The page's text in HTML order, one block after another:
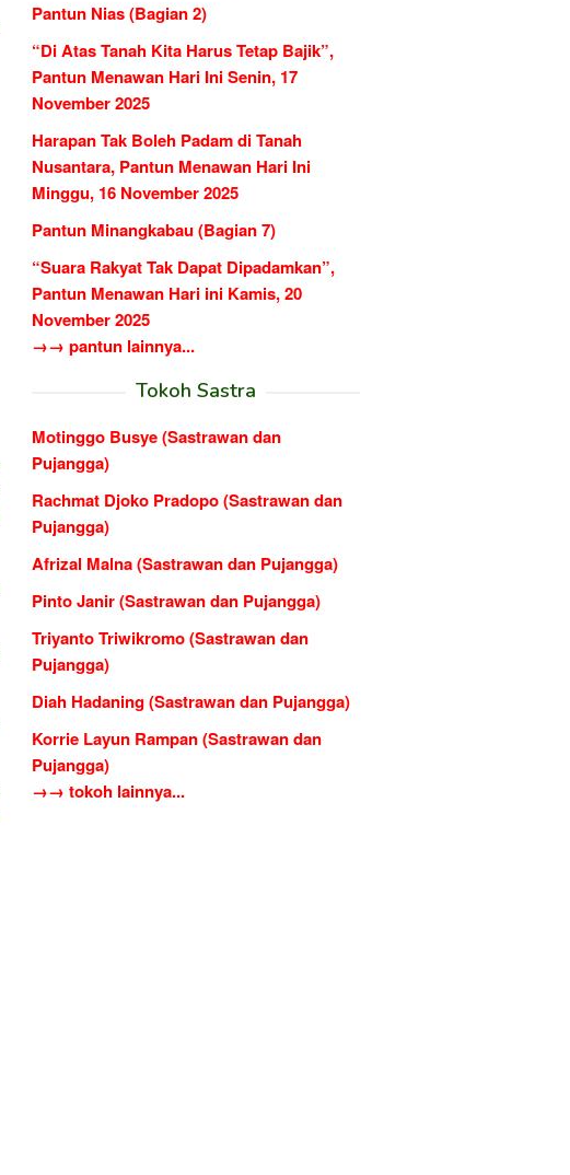
Pantun Nias (Bagian 2)
“Di Atas Tanah Kita Harus Tetap Bajik”,
Pantun Menawan Hari Ini Senin, 17
November 2025
Harapan Tak Boleh Padam di Tanah
Nusantara, Pantun Menawan Hari Ini
Minggu, 16 November 2025
Pantun Minangkabau (Bagian 7)
“Suara Rakyat Tak Dapat Dipadamkan”,
Pantun Menawan Hari ini Kamis, 20
November 2025
→→ pantun lainnya...
Tokoh Sastra
Motinggo Busye (Sastrawan dan
Pujangga)
Rachmat Djoko Pradopo (Sastrawan dan
Pujangga)
Afrizal Malna (Sastrawan dan Pujangga)
Pinto Janir (Sastrawan dan Pujangga)
Triyanto Triwikromo (Sastrawan dan
Pujangga)
Diah Hadaning (Sastrawan dan Pujangga)
Korrie Layun Rampan (Sastrawan dan
Pujangga)
→→ tokoh lainnya...